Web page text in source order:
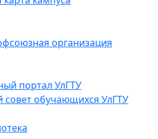
организация
портал УлГТУ
обучающихся УлГТУ